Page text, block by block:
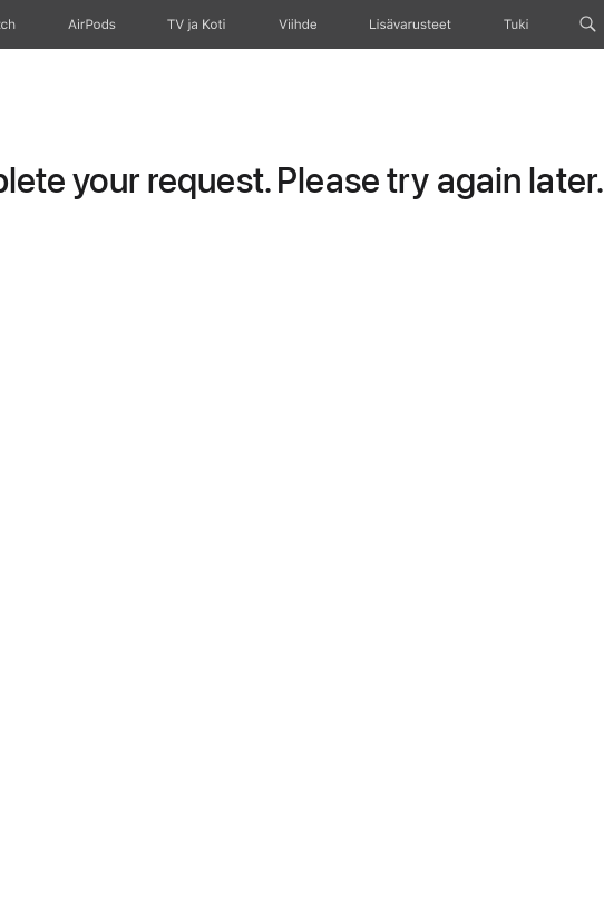
AirPods TV ja Koti Viihde Lisävarusteet Tuki
your request. Please try again later.